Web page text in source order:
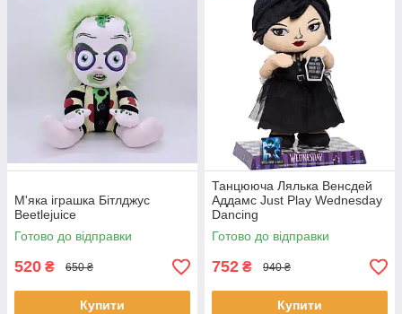
М'яка іграшка Бітлджус
Beetlejuice
Готово до відправки
520 ₴ 650 ₴
Купити
Танцююча Лялька Венсдей
Аддамс Just Play Wednesday
Dancing
Готово до відправки
752 ₴ 940 ₴
Купити